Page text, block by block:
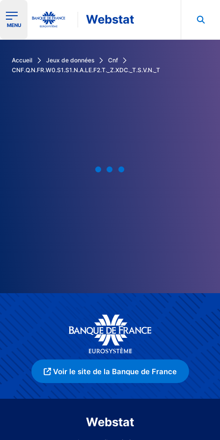
Ouvrir le menu de navigation
MENU Webstat
Accueil Jeux de données
Cnf
CNF.Q.N.FR.W0.S1.S1.N.A.LE.F2.T._Z.XDC._T.S.V.N._T
Voir le site de la Banque de France
Webstat